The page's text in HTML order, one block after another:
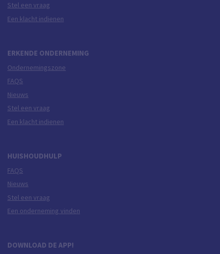
Stel een vraag
Een klacht indienen
ERKENDE ONDERNEMING
Ondernemingszone
FAQS
Nieuws
Stel een vraag
Een klacht indienen
HUISHOUDHULP
FAQS
Nieuws
Stel een vraag
Een onderneming vinden
DOWNLOAD DE APP!